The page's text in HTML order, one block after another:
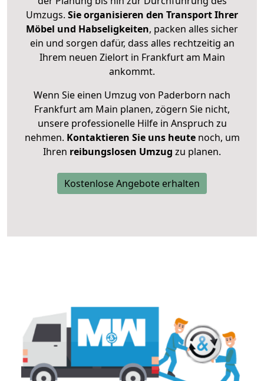
Umzugs. Sie organisieren den Transport Ihrer
Möbel und Habseligkeiten, packen alles sicher
ein und sorgen dafür, dass alles rechtzeitig an
Ihrem neuen Zielort in Frankfurt am Main
ankommt.
Wenn Sie einen Umzug von Paderborn nach
Frankfurt am Main planen, zögern Sie nicht,
unsere professionelle Hilfe in Anspruch zu
nehmen. Kontaktieren Sie uns heutenoch, um
Ihren reibungslosen Umzug zu planen.
Kostenlose Angebote erhalten